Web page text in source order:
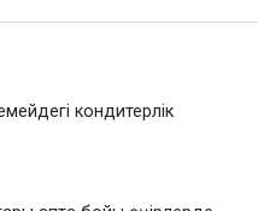
кондитерлік